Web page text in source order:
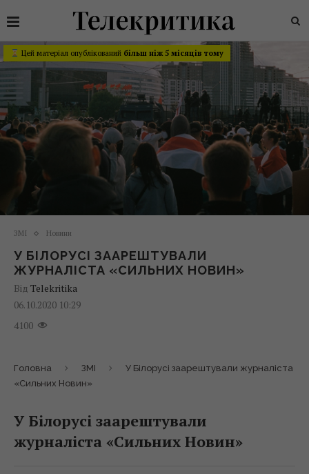
Цей матеріал опублікований більш ніж 5 місяців тому
ЗМІ Новини
У БІЛОРУСІ ЗААРЕШТУВАЛИ
ЖУРНАЛІСТА «СИЛЬНИХ НОВИН»
Від Telekritika
06.10.2020 10:29
4100
Головна ЗМІ
У Білорусі заарештували журналіста
«Сильних Новин»
У Білорусі заарештували
журналіста «Сильних Новин»